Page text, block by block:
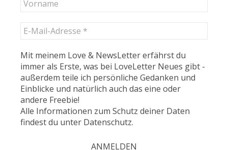
Mit meinem Love & NewsLetter erfährst du
immer als Erste, was bei LoveLetter Neues gibt -
außerdem teile ich persönliche Gedanken und
Einblicke und natürlich auch das eine oder
andere Freebie!
Alle Informationen zum Schutz deiner Daten
findest du unter Datenschutz.